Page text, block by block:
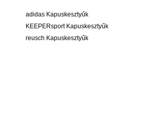
adidas Kapuskesztyűk
KEEPERsport Kapuskesztyűk
reusch Kapuskesztyűk